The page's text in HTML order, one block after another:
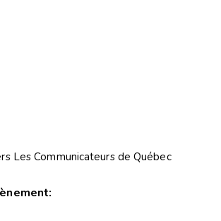
Les Communicateurs de Québec